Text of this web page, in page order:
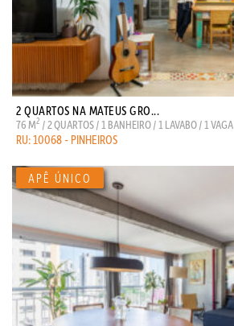
2 QUARTOS NA MATEUS GRO...
76 M2 / 2 QUARTOS / 1 BANHEIRO / 1 LAVABO / 1 VAGA
RU: 10068 - PINHEIROS